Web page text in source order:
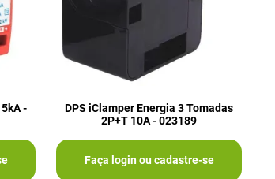
-
DPS iClamper Energia 3 Tomadas
2P+T 10A - 023189
Faça login ou cadastre-se